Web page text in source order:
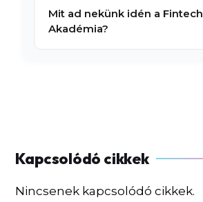
Mit ad nekünk idén a Fintech
Akadémia?
Nincsenek kapcsolódó cikkek.